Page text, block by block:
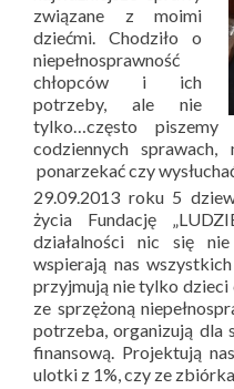
związane z moimi
dziećmi. Chodziło o
niepełnosprawność
chłopców i ich
potrzeby, ale nie
tylko…często
codziennych
ponarzekać czy
29.09.2013 roku 5
życia Fundację
działalności nic się
wspierają nas
przyjmują nie tylko dzieci
ze sprzężoną
potrzeba, organizują dla
finansową. Projektują
ulotki z 1%, czy ze